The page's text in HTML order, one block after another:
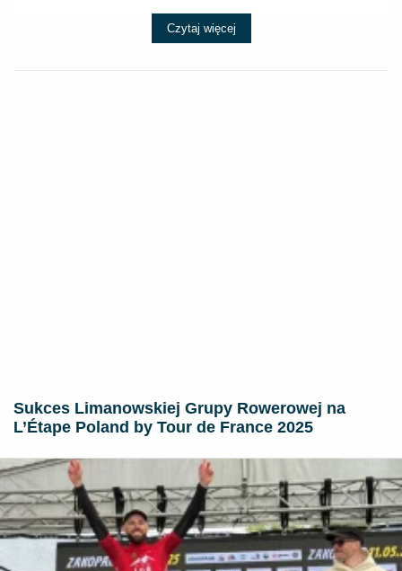
Czytaj więcej
Sukces Limanowskiej Grupy Rowerowej na
L’Étape Poland by Tour de France 2025